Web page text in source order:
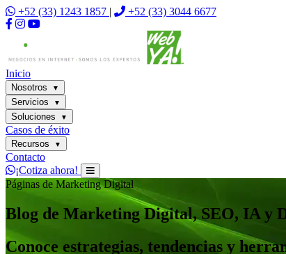
+52 (33) 1243 1857 | +52 (33) 3044 6677
Inicio
Nosotros ▼
Servicios ▼
Soluciones ▼
Casos de éxito
Recursos ▼
Contacto
¡Cotiza ahora!
Páginas de Marketing Digital
Blog de Marketing Digital, SEO, IA y
Conoce estrategias, tendencias y